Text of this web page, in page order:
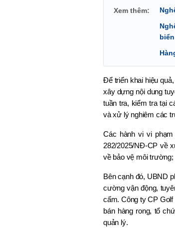
Xem thêm:
Để triển khai hiệu
xây dựng nội dung
tuần tra, kiểm tra tại
và xử lý nghiêm các
Các hành vi vi
282/2025/NĐ-CP về
về bảo vệ môi trường;
Bên cạnh đó, UBND
cường vận động,
cấm. Công ty CP
bán hàng rong, tổ
quản lý.